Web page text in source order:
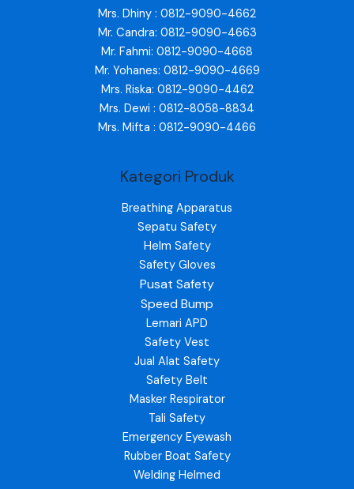
Mrs. Dhiny : 0812-9090-4662
Mr. Candra: 0812-9090-4663
Mr. Fahmi: 0812-9090-4668
Mr. Yohanes: 0812-9090-4669
Mrs. Riska: 0812-9090-4462
Mrs. Dewi : 0812-8058-8834
Mrs. Mifta : 0812-9090-4466
Kategori Produk
Breathing Apparatus
Sepatu Safety
Helm Safety
Safety Gloves
Pusat Safety
Speed Bump
Lemari APD
Safety Vest
Jual Alat Safety
Safety Belt
Masker Respirator
Tali Safety
Emergency Eyewash
Rubber Boat Safety
Welding Helmed